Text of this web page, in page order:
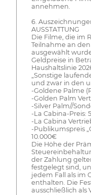
annehmen.
6.
AUSSTATTUNG
Die Filme, die im
Teilnahme an
ausgewählt
Geldpreise in
Haushaltslinie
„Sonstige
und zwar in den
-Goldene Palme
-Golden Palm
-Silver Palm//
-La Cabina-Preis:
-La Cabina
-Publikumspreis
10.000€
Die Höhe der
der Zahlung
festgelegt sind,
jedem Fall als im
enthalten. Die
ausschließlich als